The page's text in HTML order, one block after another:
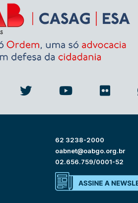
62 3238-2000
oabnet@oabgo.org.br
02.656.759/0001-52